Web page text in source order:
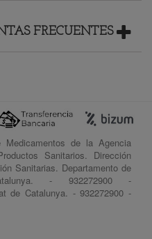
FRECUENTES
de la Agencia
Sanitarios. Dirección
Sanitarias. Departamento de
- 932272900 -
de Catalunya. - 932272900 -